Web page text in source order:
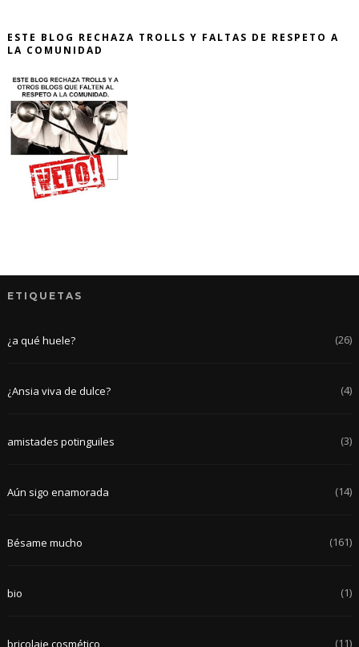
ESTE BLOG RECHAZA TROLLS Y FALTAS DE RESPETO A
LA COMUNIDAD
ETIQUETAS
¿a qué huele? (26)
¿Ansia viva de dulce? (4)
amistades potinguiles (3)
Aún sigo enamorada (14)
Bésame mucho (161)
bio (1)
bricolaje cosmético (11)